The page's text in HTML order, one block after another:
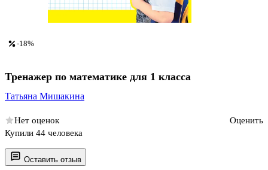
Оставить отзыв
-18%
Тренажер по математике для 1 класса
Татьяна Мишакина
Нет оценок
Оценить
Купили 44 человека